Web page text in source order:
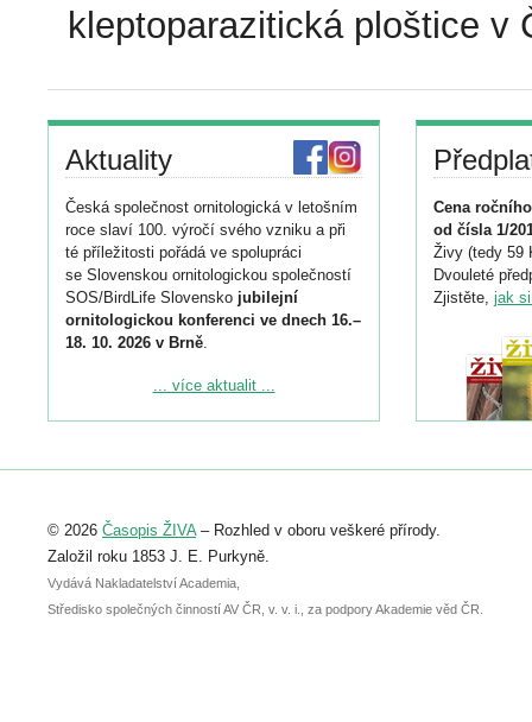
kleptoparazitická ploštice v
Aktuality
Česká společnost ornitologická v letošním
roce slaví 100. výročí svého vzniku a při
té příležitosti pořádá ve spolupráci
se Slovenskou ornitologickou společností
SOS/BirdLife Slovensko jubilejní
ornitologickou konferenci ve dnech 16.–
18. 10. 2026 v Brně.
Podrobnější informace ke konferenci
Registrovat se můžete do 6. září.
abstraktu přihlášené přednášky nebo
posteru je už 30. června.
... více aktualit ...
Cena
od čísla 1/
Živy (tedy 59
Dvouleté
Zjistěte, jak
© 2026 Časopis ŽIVA– Rozhled v oboru veškeré přírody.
Založil roku 1853 J. E. Purkyně.
Vydává Nakladatelství Academia,
Středisko společných činností AV ČR, v. v. i., za podpory Akademie věd ČR.